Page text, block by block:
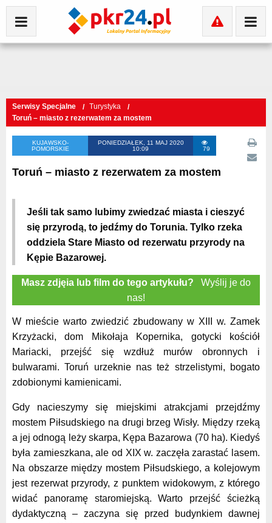
Serwisy Specjalne
Turystyka
Toruń – miasto z rezerwatem za mostem
KUJAWSKO-
POMORSKIE
PONIEDZIAŁEK, 11 MAJ 2020
10:09
79
Toruń – miasto z rezerwatem za mostem
Jeśli tak samo lubimy zwiedzać miasta i cieszyć
się przyrodą, to jedźmy do Torunia. Tylko rzeka
oddziela Stare Miasto od rezerwatu przyrody na
Kępie Bazarowej.
Masz zdjęia lub film do tego artykułu? Wyślij je do
nas!
W mieście warto zwiedzić zbudowany w XIII w. Zamek
Krzyżacki, dom Mikołaja Kopernika, gotycki kościół
Mariacki, przejść się wzdłuż murów obronnych i
bulwarami. Toruń urzeknie nas też strzelistymi, bogato
zdobionymi kamienicami.
Gdy nacieszymy się miejskimi atrakcjami przejdźmy
mostem Piłsudskiego na drugi brzeg Wisły. Między rzeką
a jej odnogą leży skarpa, Kępa Bazarowa (70 ha). Kiedyś
była zamieszkana, ale od XIX w. zaczęła zarastać lasem.
Na obszarze między mostem Piłsudskiego, a kolejowym
jest rezerwat przyrody, z punktem widokowym, z którego
widać panoramę staromiejską. Warto przejść ścieżką
dydaktyczną – zaczyna się przed budynkiem dawnej